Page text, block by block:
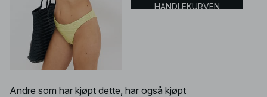
HANDLEKURVEN
Andre som har kjøpt dette, har også kjøpt